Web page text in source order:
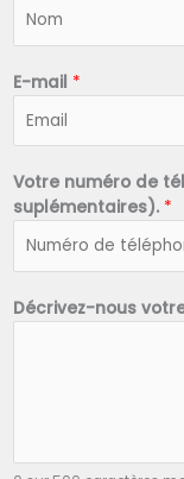
*
E-mail *
Votre numéro de
suplémentaires). *
Décrivez-nous